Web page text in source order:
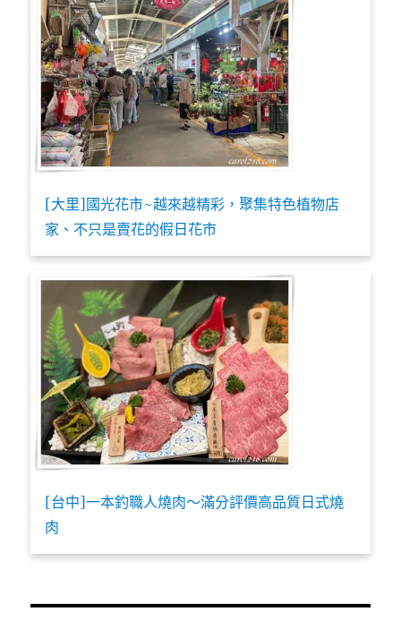
[大里]國光花市~越來越精彩，聚集特色植物店
家、不只是賣花的假日花市
[台中]一本釣職人燒肉～滿分評價高品質日式燒
肉